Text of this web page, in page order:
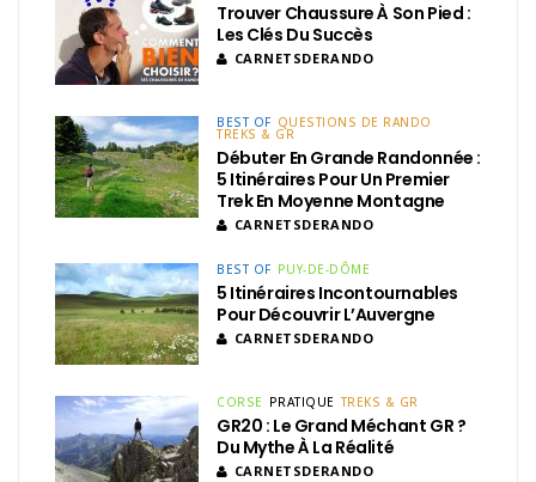
Trouver Chaussure À Son Pied :
Les Clés Du Succès
CARNETSDERANDO
BEST OF QUESTIONS DE RANDO
TREKS & GR
Débuter En Grande Randonnée :
5 Itinéraires Pour Un Premier
Trek En Moyenne Montagne
CARNETSDERANDO
BEST OF PUY-DE-DÔME
5 Itinéraires Incontournables
Pour Découvrir L’Auvergne
CARNETSDERANDO
CORSE PRATIQUE TREKS & GR
GR20 : Le Grand Méchant GR ?
Du Mythe À La Réalité
CARNETSDERANDO